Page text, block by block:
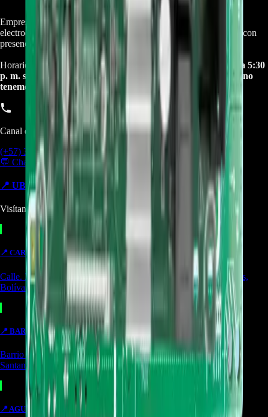
Empresa especializada en electrodomésticos, repuestos de
electrodomésticos, motos electricas y repuestos para las mismas, con
presencia en toda Colombia.
Horario de atención Call Center:
lunes a viernes de 8:30 a. m. a 5:30
p. m. sabados de 9:00 a. m. a 1:00 p. m. Domingos y festivos no
tenemos atencion online.
Canal de Ventas!!
(+57) 301 5739461
💬 Chatear por WhatsApp
📍 UBICACIONES Y SUCURSALES
Visítanos en cualquiera de nuestras tiendas
📍 CARTAGENA TIENDA
Calle. 31 #57-106. CC Ejecutivos Local 130 Cartagena de Indias,
Bolívar
📍 BARRANCABERMEJA TIENDA
Barrio Colombia, Cl. 49 #15-66 Local 107 Barrancabermeja,
Santander
📍AGUACHICA OUTLET